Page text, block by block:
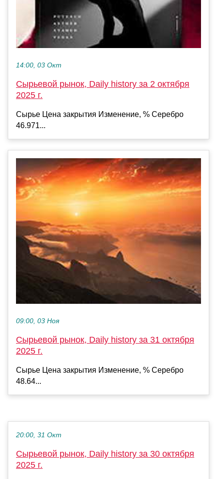
14:00, 03 Окт
Сырьевой рынок, Daily history за 2 октября
2025 г.
Сырье Цена закрытия Изменение, % Серебро
46.971...
09:00, 03 Ноя
Сырьевой рынок, Daily history за 31 октября
2025 г.
Сырье Цена закрытия Изменение, % Серебро
48.64...
20:00, 31 Окт
Сырьевой рынок, Daily history за 30 октября
2025 г.